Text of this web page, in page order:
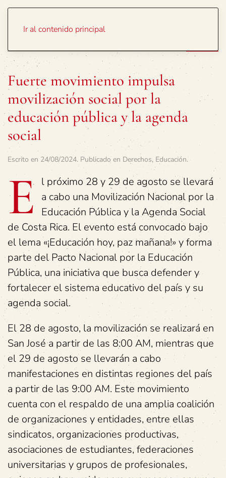
Ir al contenido principal
Fuerte movimiento impulsa
movilización social por la
educación pública y la agenda
social
Escrito en 24/08/2024. Publicado en Derechos, Educación.
E l próximo 28 y 29 de agosto se llevará
a cabo una Movilización Nacional por la
Educación Pública y la Agenda Social
de Costa Rica. El evento está convocado bajo
el lema «¡Educación hoy, paz mañana!» y forma
parte del Pacto Nacional por la Educación
Pública, una iniciativa que busca defender y
fortalecer el sistema educativo del país y su
agenda social.
El 28 de agosto, la movilización se realizará en
San José a partir de las 8:00 AM, mientras que
el 29 de agosto se llevarán a cabo
manifestaciones en distintas regiones del país
a partir de las 9:00 AM. Este movimiento
cuenta con el respaldo de una amplia coalición
de organizaciones y entidades, entre ellas
sindicatos, organizaciones productivas,
asociaciones de estudiantes, federaciones
universitarias y grupos de profesionales,